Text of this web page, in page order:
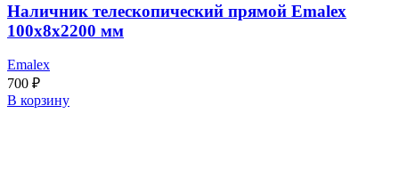
Наличник телескопический прямой Emalex
100x8x2200 мм
Emalex
700 ₽
В корзину